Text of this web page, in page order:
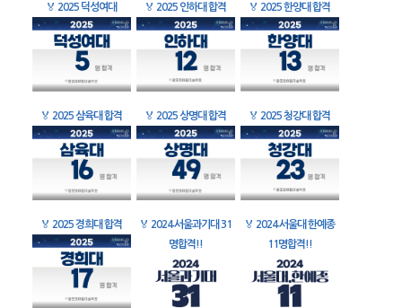
🏅 2025 덕성여대 🏅 2025 인하대 합격 🏅 2025 한양대 합격
🏅 2025 삼육대 합격 🏅 2025 상명대 합격 🏅 2025 청강대 합격
🏅 2025 경희대 합격 🏅 2024 서울과기대 31
명합격!!
🏅 2024 서울대 한예종
11명합격!!